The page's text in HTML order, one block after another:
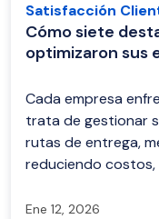
Satisfacción
Cómo siete
optimizaron sus
Cada empresa
trata de gestionar
rutas de entrega,
reduciendo costos,
Ene 12, 2026